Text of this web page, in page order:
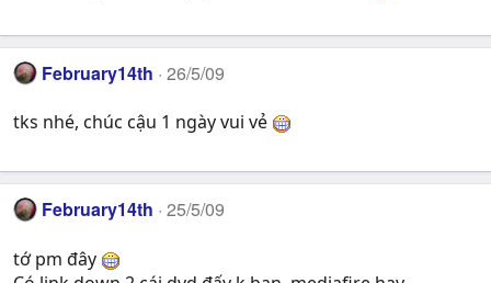
February14th 26/5/09
tks nhé, chúc cậu 1 ngày vui vẻ
February14th 25/5/09
tớ pm đây